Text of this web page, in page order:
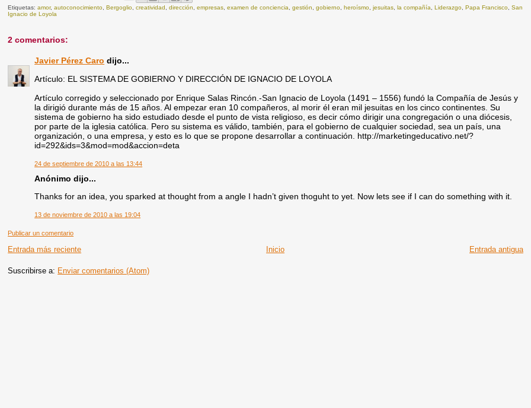
Etiquetas:amor,autoconocimiento ,Bergoglio ,creatividad ,dirección ,empresas ,examen de conciencia ,gestión ,gobierno ,heroísmo ,jesuitas ,la compañía ,Liderazgo ,Papa Francisco ,San
Ignacio de Loyola
2 comentarios:
Javier Pérez Caro dijo...
Artículo: EL SISTEMA DE GOBIERNO Y DIRECCIÓN DE IGNACIO DE LOYOLA
Artículo corregido y seleccionado por Enrique Salas Rincón.-San Ignacio de Loyola (1491 – 1556) fundó la Compañía de Jesús y
la dirigió durante más de 15 años. Al empezar eran 10 compañeros, al morir él eran mil jesuitas en los cinco continentes. Su
sistema de gobierno ha sido estudiado desde el punto de vista religioso, es decir cómo dirigir una congregación o una diócesis,
por parte de la iglesia católica. Pero su sistema es válido, también, para el gobierno de cualquier sociedad, sea un país, una
organización, o una empresa, y esto es lo que se propone desarrollar a continuación. http://marketingeducativo.net/?
id=292&ids=3&mod=mod&accion=deta
24 de septiembre de 2010 a las 13:44
Anónimo dijo...
Thanks for an idea, you sparked at thought from a angle I hadn’t given thoguht to yet. Now lets see if I can do something with it.
13 de noviembre de 2010 a las 19:04
Publicar un comentario
Entrada más reciente Entrada antigua
Inicio
Suscribirse a: Enviar comentarios (Atom)